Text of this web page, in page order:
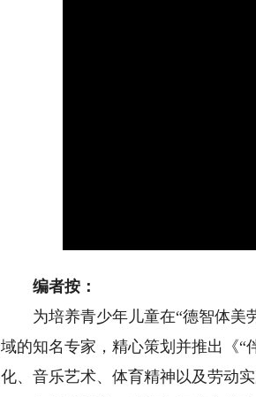
编者按：
为培养青少年儿童在“德智体美劳
域的知名专家，精心策划并推出《“
化、音乐艺术、体育精神以及劳动